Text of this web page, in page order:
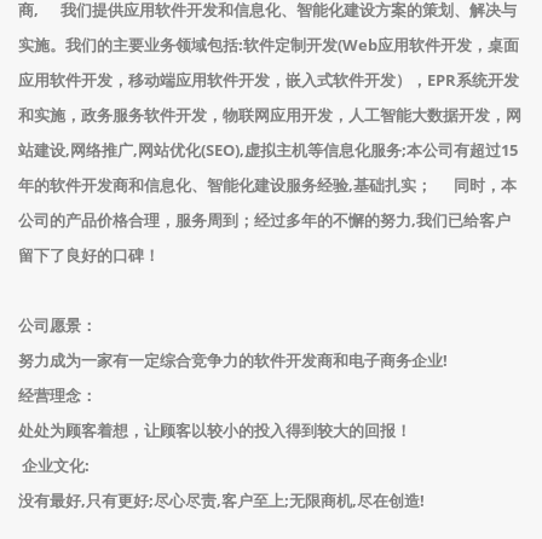
商, 我们提供应用软件开发和信息化、智能化建设方案的策划、解决与
实施。我们的主要业务领域包括:软件定制开发(Web应用软件开发，桌面
应用软件开发，移动端应用软件开发，嵌入式软件开发），EPR系统开发
和实施，政务服务软件开发，物联网应用开发，人工智能大数据开发，网
站建设,网络推广,网站优化(SEO),虚拟主机等信息化服务;本公司有超过15
年的软件开发商和信息化、智能化建设服务经验,基础扎实； 同时，本
公司的产品价格合理，服务周到；经过多年的不懈的努力,我们已给客户
留下了良好的口碑！
公司愿景：
努力成为一家有一定综合竞争力的软件开发商和电子商务企业!
经营理念：
处处为顾客着想，让顾客以较小的投入得到较大的回报！
企业文化:
没有最好,只有更好;尽心尽责,客户至上;无限商机,尽在创造!